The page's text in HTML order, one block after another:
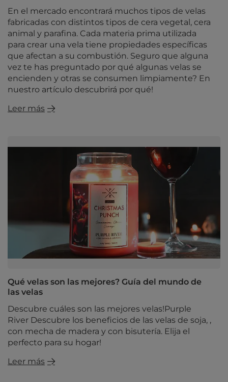
En el mercado encontrará muchos tipos de velas
fabricadas con distintos tipos de cera vegetal, cera
animal y parafina. Cada materia prima utilizada
para crear una vela tiene propiedades específicas
que afectan a su combustión. Seguro que alguna
vez te has preguntado por qué algunas velas se
encienden y otras se consumen limpiamente? En
nuestro artículo descubrirá por qué!
Leer más
Qué velas son las mejores? Guía del mundo de
las velas
Descubre cuáles son las mejores velas!Purple
River Descubre los beneficios de las velas de soja, ,
con mecha de madera y con bisutería. Elija el
perfecto para su hogar!
Leer más